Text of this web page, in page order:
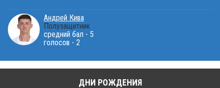
Андрей Кива
Полузащитник
средний бал - 5
голосов - 2
ДНИ РОЖДЕНИЯ